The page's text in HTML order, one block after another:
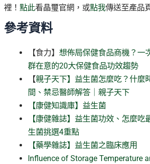
裡！點此看晶璽官網，或點我傳送至產品
參考資料
【食力】想佈局保健食品商機？一
群在意的20大保健食品功效趨勢
【親子天下】益生菌怎麼吃？什麼
間、禁忌醫師解答｜親子天下
【康健知識庫】益生菌
【康健雜誌】益生菌功效、怎麼吃
生菌挑選4重點
【藥學雜誌】益生菌之臨床應用
Influence of Storage Temperature